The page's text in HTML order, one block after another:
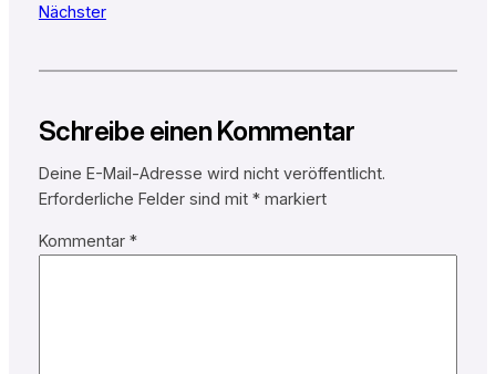
Nächster
Schreibe einen Kommentar
Deine E-Mail-Adresse wird nicht veröffentlicht.
Erforderliche Felder sind mit *markiert
Kommentar *